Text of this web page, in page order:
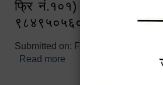
फ्रि नं.१०१) फोन नं. ०५७-
९८४९५०५६००
Submitted on: Fri, 02/25/2022 - 10:50
Read more about बारुणयन्त्र
नं.१०१) फोन नं. ०५७-